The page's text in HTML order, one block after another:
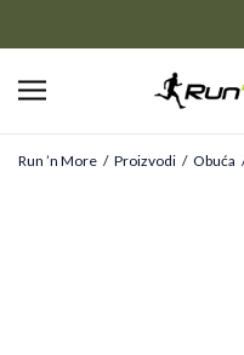
Run ’n More Proizvodi Obuća